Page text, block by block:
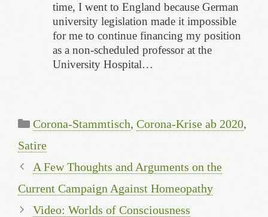
time, I went to England because German
university legislation made it impossible
for me to continue financing my position
as a non-scheduled professor at the
University Hospital…
Categories
Corona-Stammtisch, Corona-Krise ab 2020,
Satire
A Few Thoughts and Arguments on the
Current Campaign Against Homeopathy
Video: Worlds of Consciousness